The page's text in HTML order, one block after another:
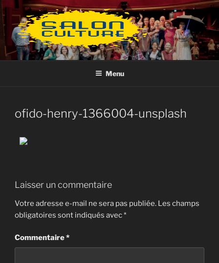
Aller
au
contenu
principal
Menu
ofido-henry-1366004-unsplash
Laisser un commentaire
Votre adresse e-mail ne sera pas publiée. Les champs
obligatoires sont indiqués avec*
Commentaire*